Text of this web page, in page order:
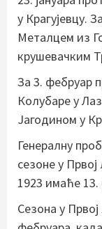
у Крагујевцу.
Металцем из
крушевачким
За 3. фебруар
Колубаре у
Јагодином у
Генералну
сезоне у
1923 имаће
Сезона у